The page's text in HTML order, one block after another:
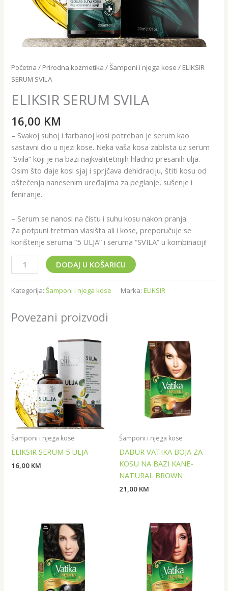
Početna / Prirodna kozmetika /Šamponi i njega kose / ELIKSIR
SERUM SVILA
ELIKSIR SERUM SVILA
16,00 KM
– Svakoj suhoj i farbanoj kosi potreban je serum kao
sastavni dio u njezi kose. Neka vaša kosa zablista uz serum
“Svila” koji je na bazi najkvalitetnijih hladno presanih ulja.
Osim što daje kosi sjaj i sprjčava dehidraciju, štiti kosu od
oštećenja nanesenim uređajima za peglanje, sušenje i
feniranje.
– Serum se nanosi na čistu i suhu kosu nakon pranja.
Za potpuni tretman vlasišta ali i kose, preporučuje se
korištenje seruma “5 ULJA” i seruma “SVILA” u kombinaciji!
DODAJ U KOŠARICU
Kategorija:Šamponi i njega kose Marka:ELIKSIR
Povezani proizvodi
Šamponi i njega kose
ELIKSIR SERUM 5 ULJA
16,00 KM
Šamponi i njega kose
DABUR VATIKA BOJA ZA
KOSU NA BAZI KANE-
NATURAL BROWN
21,00 KM